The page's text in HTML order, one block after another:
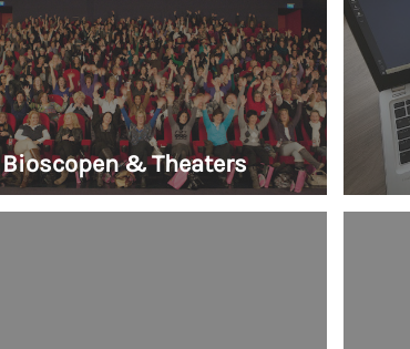
Bioscopen & Theaters